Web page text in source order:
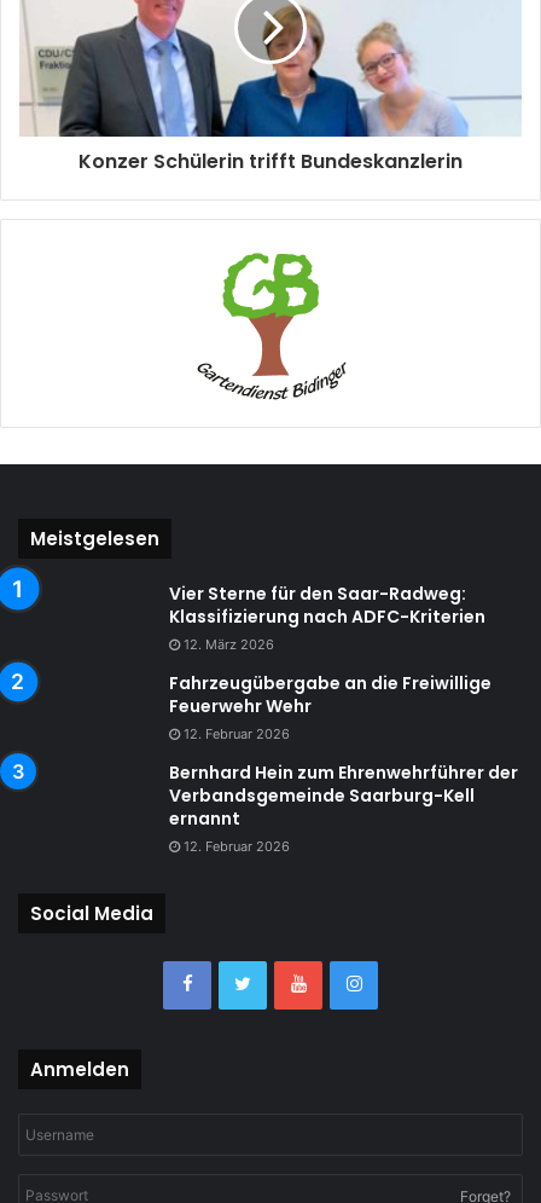
Konzer Schülerin trifft Bundeskanzlerin
Meistgelesen
Vier Sterne für den Saar-Radweg:
Klassifizierung nach ADFC-Kriterien
12. März 2026
Fahrzeugübergabe an die Freiwillige
Feuerwehr Wehr
12. Februar 2026
Bernhard Hein zum Ehrenwehrführer der
Verbandsgemeinde Saarburg-Kell
ernannt
12. Februar 2026
Social Media
Anmelden
Forget?